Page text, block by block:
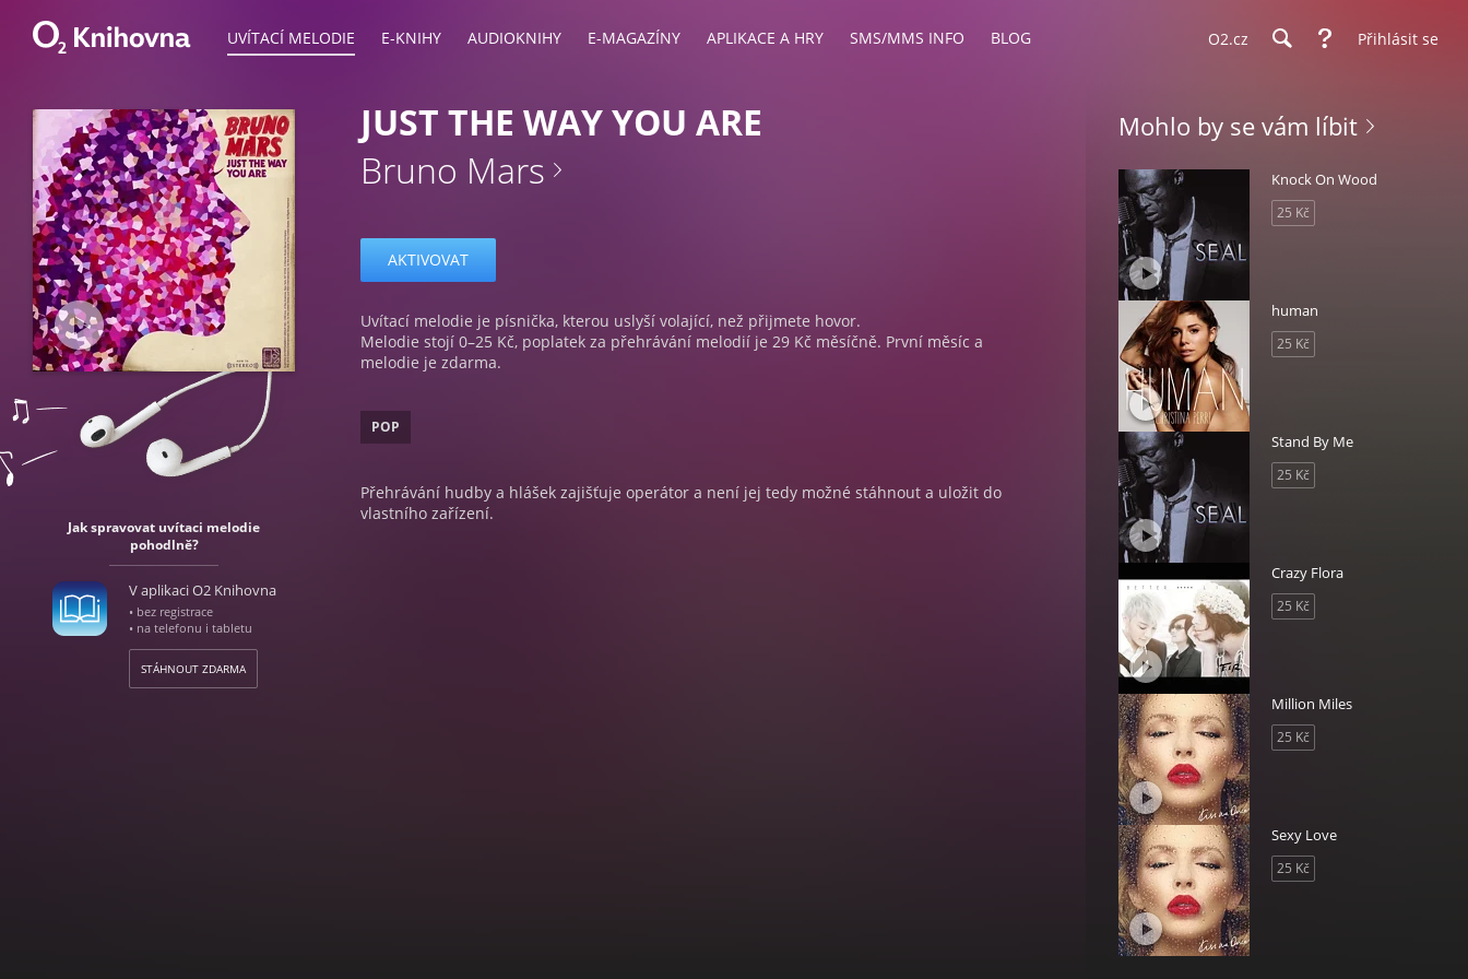
UVÍTACÍ MELODIE E-KNIHY AUDIOKNIHY E-MAGAZÍNY APLIKACE A HRY SMS/MMS INFO BLOG O2.cz Přihlásit se
Jak spravovat uvítaci melodie
pohodlně?
V aplikaci O2 Knihovna
• bez registrace
• na telefonu i tabletu
STÁHNOUT ZDARMA
JUST THE WAY YOU ARE
Bruno Mars
AKTIVOVAT
Uvítací melodie je písnička, kterou uslyší volající, než přijmete hovor.
Melodie stojí 0–25 Kč, poplatek za přehrávání melodií je 29 Kč měsíčně. První měsíc a
melodie je zdarma.
POP
Přehrávání hudby a hlášek zajišťuje operátor a není jej tedy možné stáhnout a uložit do
vlastního zařízení.
Mohlo by se vám líbit
Knock On Wood
25 Kč
human
25 Kč
Stand By Me
25 Kč
Crazy Flora
25 Kč
Million Miles
25 Kč
Sexy Love
25 Kč